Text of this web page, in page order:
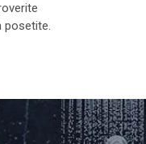
posetite.